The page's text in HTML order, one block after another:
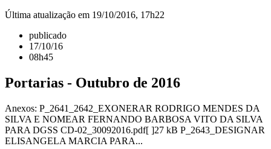
Última atualização em 19/10/2016, 17h22
publicado
17/10/16
08h45
Portarias - Outubro de 2016
Anexos: P_2641_2642_EXONERAR RODRIGO MENDES DA
SILVA E NOMEAR FERNANDO BARBOSA VITO DA SILVA
PARA DGSS CD-02_30092016.pdf[ ]27 kB P_2643_DESIGNAR
ELISANGELA MARCIA PARA...